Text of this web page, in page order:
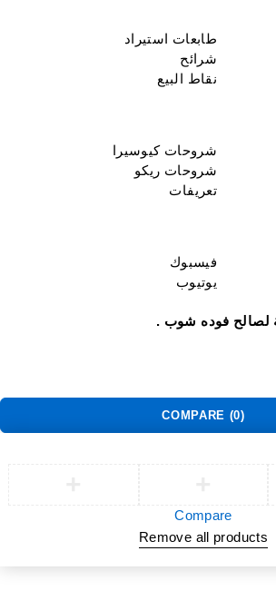
طابعات استيراد
شرائح
نقاط البيع
شروحات كيوسيرا
شروحات ريكو
تعريفات
فيسبوك
يوتيوب
فوده شوب .
COMPARE (0)
Compare
Remove all products